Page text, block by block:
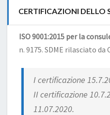
CERTIFICAZIONI DELLO
ISO 9001:2015 per la
n. 9175. SDME rilasciato da
I certificazione
II certificazione
11.07.2020.